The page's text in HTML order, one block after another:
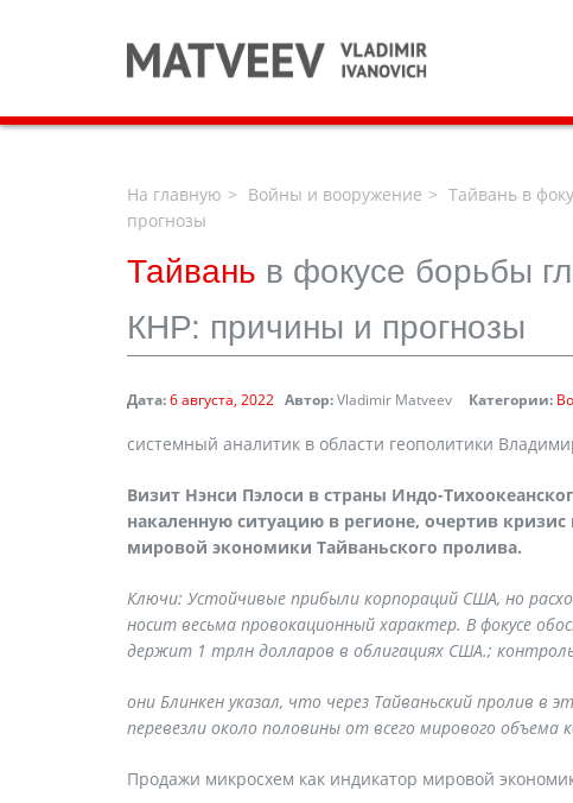
На главную Войны и вооружение
Тайвань в
прогнозы
Тайвань в фокусе борьбы
КНР: причины и прогнозы
Дата:6 августа, 2022 Автор:Vladimir Matveev Категории:
системный аналитик в области геополитики
Визит Нэнси Пэлоси в страны Индо-
накаленную ситуацию в регионе, очертив
мировой экономики Тайваньского пролива.
Ключи: Устойчивые прибыли корпораций США, но
носит весьма провокационный характер. В фокусе
держит 1 трлн долларов в облигациях США.; контроль
они Блинкен указал, что через Тайваньский пролив
перевезли около половины от всего мирового объема
Продажи микросхем как индикатор мировой